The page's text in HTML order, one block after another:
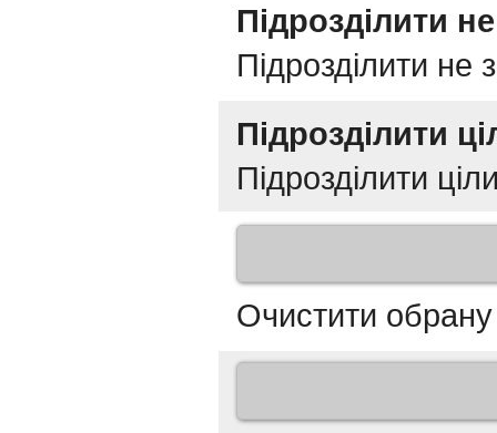
Підрозділити
Підрозділити не
Підрозділити
Підрозділити
Очистити